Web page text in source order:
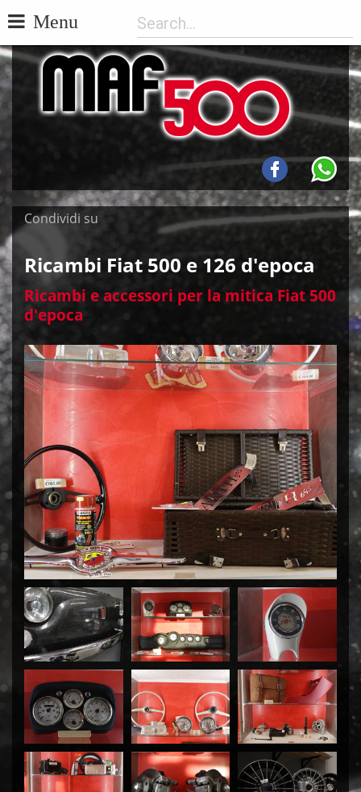
Menu
Condividi su
Ricambi Fiat 500 e 126 d'epoca
Ricambi e accessori per la mitica Fiat 500
d'epoca